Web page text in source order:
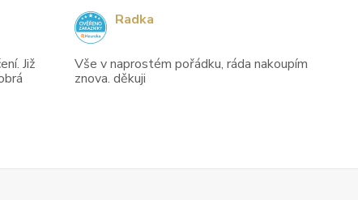
Již
Vše v naprostém pořádku, ráda nakoupím
znova. děkuji
Radka